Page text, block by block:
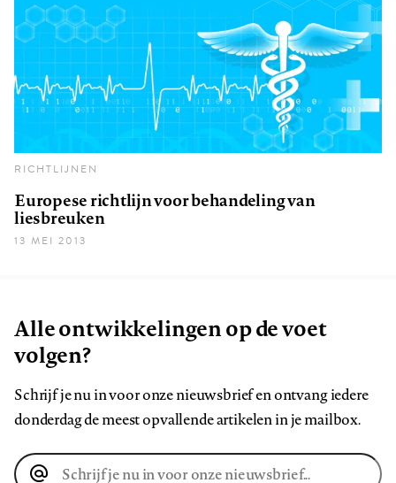
RICHTLIJNEN
Europese richtlijn voor behandeling van
liesbreuken
13 MEI 2013
Alle ontwikkelingen op de voet
volgen?
Schrijf je nu in voor onze nieuwsbrief en ontvang iedere
donderdag de meest opvallende artikelen in je mailbox.